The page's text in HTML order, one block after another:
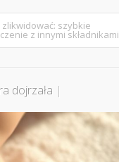
szybkie
z innymi składnikami
dojrzała |